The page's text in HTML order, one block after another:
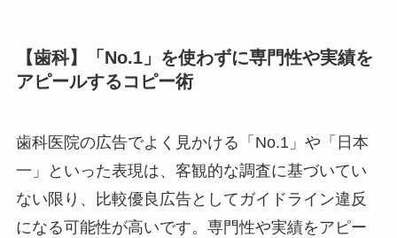
【歯科】「No.1」を使わずに専門性や実績を
アピールするコピー術
歯科医院の広告でよく見かける「No.1」や「日本
一」といった表現は、客観的な調査に基づいてい
ない限り、比較優良広告としてガイドライン違反
になる可能性が高いです。専門性や実績をアピー